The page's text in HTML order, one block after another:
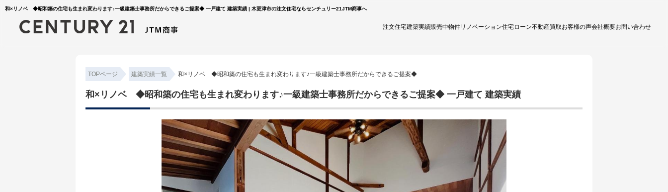
和×リノベ ◆昭和築の住宅も生まれ変わります♪一級建築士事務所だからできるご提案◆ 一戸建て 建築実績 | 木更津市の注文住宅ならセンチュリー21JTM商事へ
注文住宅建築実績販売中物件リノベーション住宅ローン不動産買取お客様の声会社概要お問い合わせ
TOPページ 建築実績一覧 和×リノベ ◆昭和築の住宅も生まれ変わります♪一級建築士事務所だからできるご提案◆
和×リノベ ◆昭和築の住宅も生まれ変わります♪一級建築士事務所だからできるご提案◆ 一戸建て 建築実績